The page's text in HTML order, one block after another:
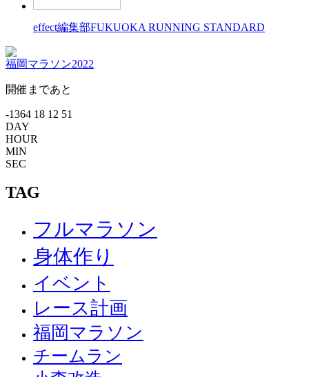
effect編集部FUKUOKA RUNNING STANDARD
福岡マラソン2022
開催まであと
-1364 18 12 51
DAY
HOUR
MIN
SEC
TAG
フルマラソン
身体作り
イベント
レース計画
福岡マラソン
チームラン